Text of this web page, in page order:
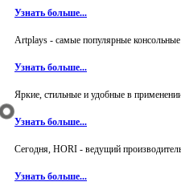
Узнать больше...
Artplays - самые популярные
Узнать больше...
Яркие, стильные и удобные в
Узнать больше...
Сегодня, HORI - ведущий
Узнать больше...